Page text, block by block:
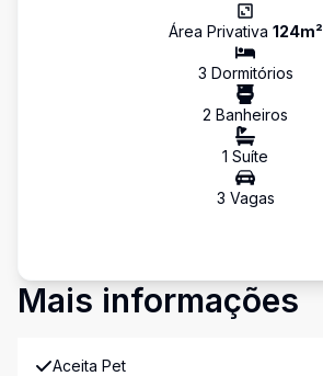
Área Privativa 124m²
3 Dormitórios
2 Banheiros
1 Suíte
3 Vagas
Mais informações
Aceita Pet